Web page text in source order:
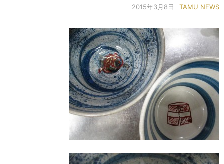
2015年3月8日 TAMU NEWS